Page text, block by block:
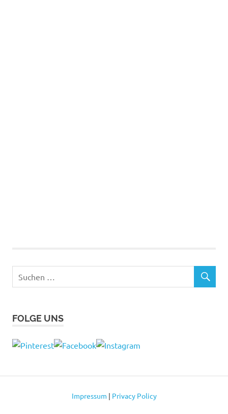
FOLGE UNS
Impressum | Privacy Policy